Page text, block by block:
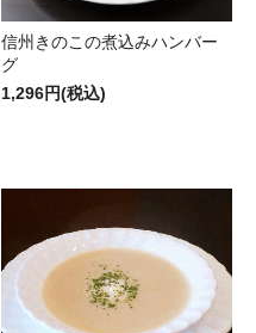
信州きのこの煮込みハンバー
グ
1,296円(税込)